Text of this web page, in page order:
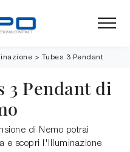
> Tubes 3 Pendant
3 Pendant di
di Nemo potrai
e scopri l'Illuminazione